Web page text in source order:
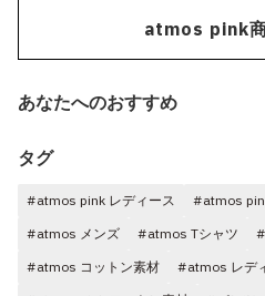
atmos pink
あなたへのおすすめ
タグ
#atmos pink レディース #atmos
#atmos メンズ
#atmos Tシャツ
#atmos コットン素材
#atmos レデ